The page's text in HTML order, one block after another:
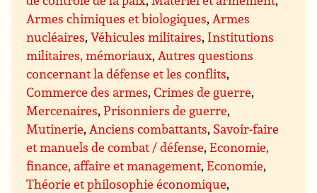
Armes chimiques et biologiques,Armes
nucléaires,Véhicules militaires, Institutions
militaires, mémoriaux,Autres questions
concernant la défense et les conflits,
Commerce des armes,Crimes de guerre,
Mercenaires,Prisonniers de guerre,
Mutinerie,Anciens combattants, Savoir-faire
et manuels de combat / défense,Economie,
finance, affaire et management,Economie,
Théorie et philosophie économique,